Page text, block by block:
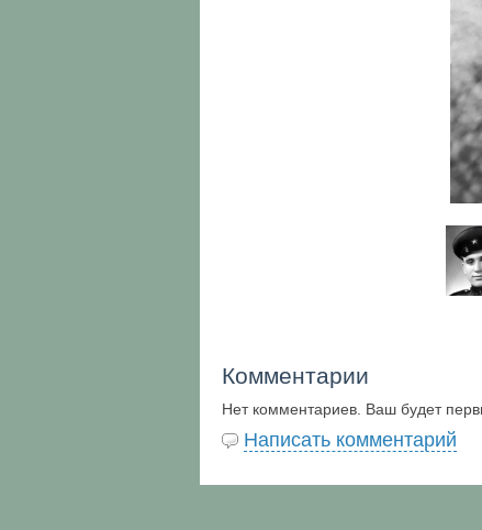
Комментарии
Нет комментариев. Ваш будет
Написать комментарий